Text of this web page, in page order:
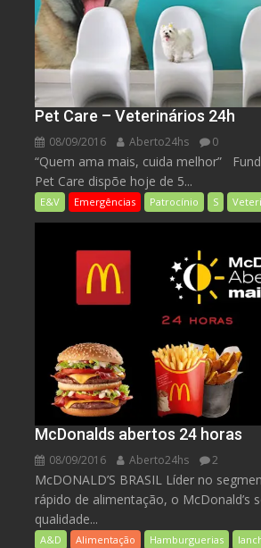
Pet Care – Veterinários 24h
08/09/2016 Aberto24hs 0
“Quem ama mais, cuida melhor”
Pet Care dispõe hoje de 5...
E&V Emergências Patrocínio S
McDonalds abertos 24 horas
08/09/2016 Aberto24hs 2
McDONALD’S BRASIL Líder no
rápido de alimentação, o McDonald’s
qualidade...
A&D Alimentação Hamburguerias